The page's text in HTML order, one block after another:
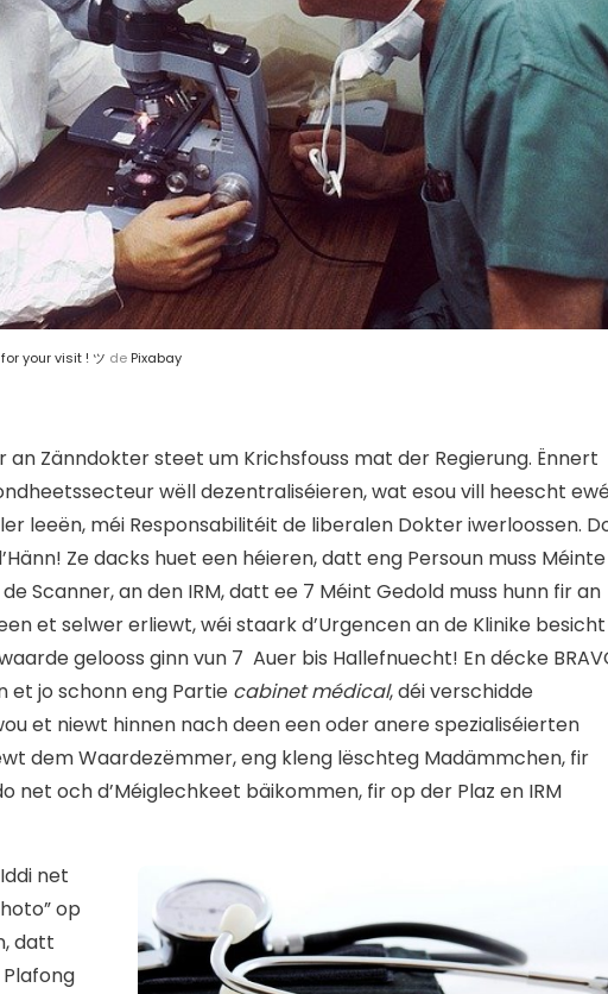
your visit ! ツ de Pixabay
an Zänndokter steet um Krichsfouss mat der Regierung. Ënnert
wëll dezentraliséieren, wat esou vill heescht
leeën, méi Responsabilitéit de liberalen Dokter iwerloossen.
Ze dacks huet een héieren, datt eng Persoun muss Méinte
Scanner, an den IRM, datt ee 7 Méint Gedold muss hunn fir an
et selwer erliewt, wéi staark d’Urgencen an de Klinike besicht
gelooss ginn vun 7 Auer bis Hallefnuecht! En décke
et jo schonn eng Partie cabinet médical, déi verschidde
et niewt hinnen nach deen een oder anere spezialiséierten
dem Waardezëmmer, eng kleng lëschteg Madämmchen, fir
net och d’Méiglechkeet bäikommen, fir op der Plaz en IRM
net
op
datt